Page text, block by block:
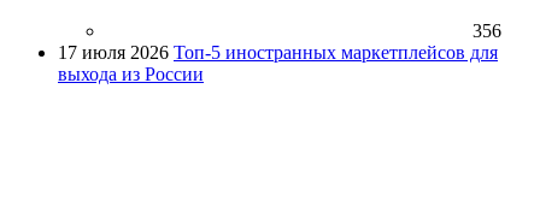
356
17 июля 2026 Топ-5 иностранных маркетплейсов для
выхода из России